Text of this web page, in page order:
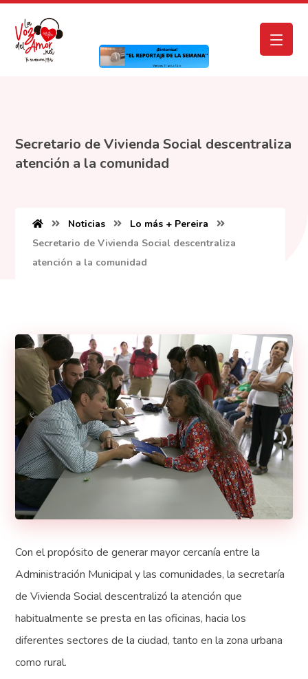
Secretario de Vivienda Social descentraliza
atención a la comunidad
Noticias
Lo más + Pereira
Secretario de Vivienda Social descentraliza
atención a la comunidad
Con el propósito de generar mayor cercanía entre la
Administración Municipal y las comunidades, la secretaría
de Vivienda Social descentralizó la atención que
habitualmente se presta en las oficinas, hacia los
diferentes sectores de la ciudad, tanto en la zona urbana
como rural.